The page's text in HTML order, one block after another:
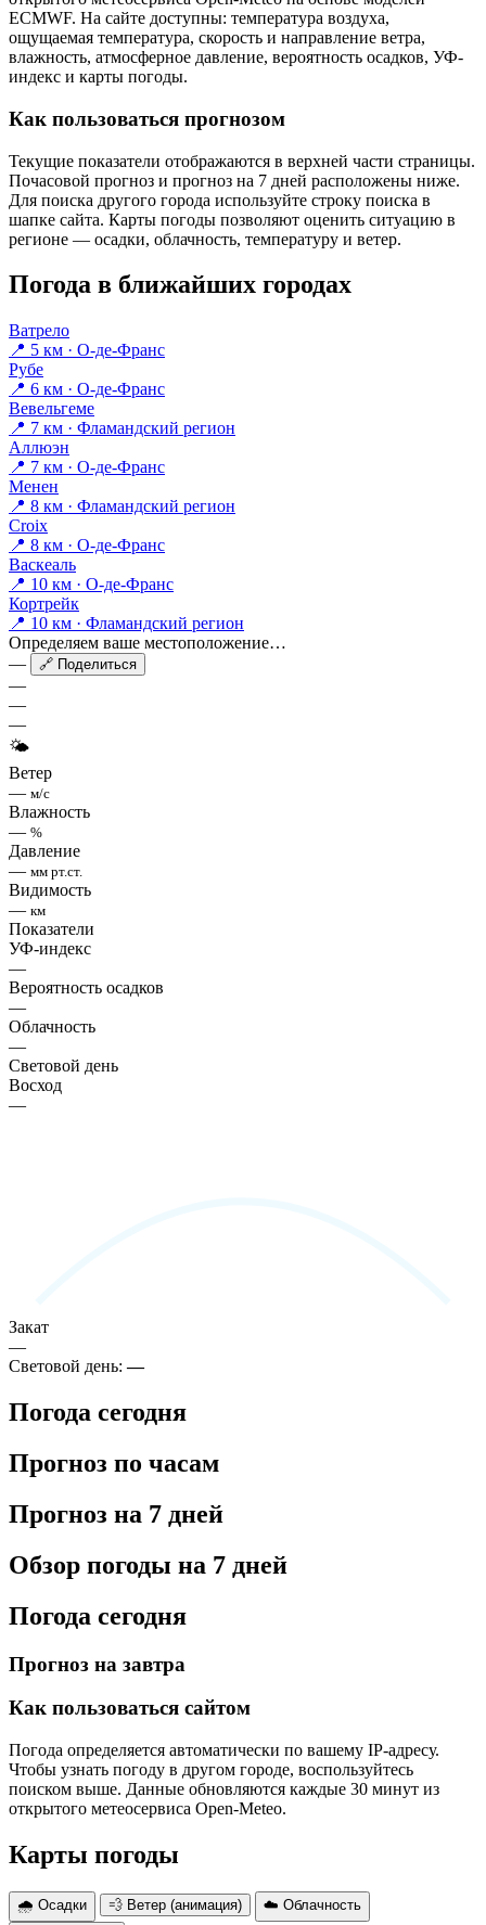
ECMWF. На сайте доступны: температура воздуха,
ощущаемая температура, скорость и направление ветра,
влажность, атмосферное давление, вероятность осадков, УФ-
индекс и карты погоды.
Как пользоваться прогнозом
Текущие показатели отображаются в верхней части страницы.
Почасовой прогноз и прогноз на 7 дней расположены ниже.
Для поиска другого города используйте строку поиска в
шапке сайта. Карты погоды позволяют оценить ситуацию в
регионе — осадки, облачность, температуру и ветер.
Погода в ближайших городах
Ватрело
📍 5 км · О-де-Франс
Рубе
📍 6 км · О-де-Франс
Вевельгеме
📍 7 км · Фламандский регион
Аллюэн
📍 7 км · О-де-Франс
Менен
📍 8 км · Фламандский регион
Croix
📍 8 км · О-де-Франс
Васкеаль
📍 10 км · О-де-Франс
Кортрейк
📍 10 км · Фламандский регион
Определяем ваше местоположение…
—
🔗 Поделиться
—
—
—
🌤
Ветер
— м/с
Влажность
— %
Давление
— мм рт.ст.
Видимость
— км
Показатели
УФ-индекс
—
Вероятность осадков
—
Облачность
—
Световой день
Восход
—
Закат
—
Световой день:—
Погода сегодня
Прогноз по часам
Прогноз на 7 дней
Обзор погоды на 7 дней
Погода сегодня
Прогноз на завтра
Как пользоваться сайтом
Погода определяется автоматически по вашему IP-адресу.
Чтобы узнать погоду в другом городе, воспользуйтесь
поиском выше. Данные обновляются каждые 30 минут из
открытого метеосервиса Open-Meteo.
Карты погоды
🌧 Осадки 💨 Ветер (анимация)
☁️ Облачность